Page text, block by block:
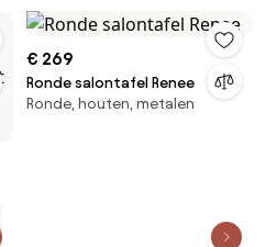
multifunctionele tafel,
pauzetafel met metalen
vergaderruimte, bruin
€ 269
Ronde salontafel Renee
Ronde, houten, metalen